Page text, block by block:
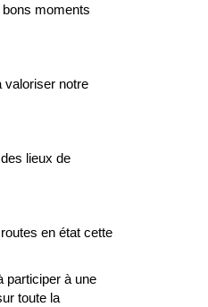
moments
valoriser notre
lieux de
en état cette
participer à une
toute la